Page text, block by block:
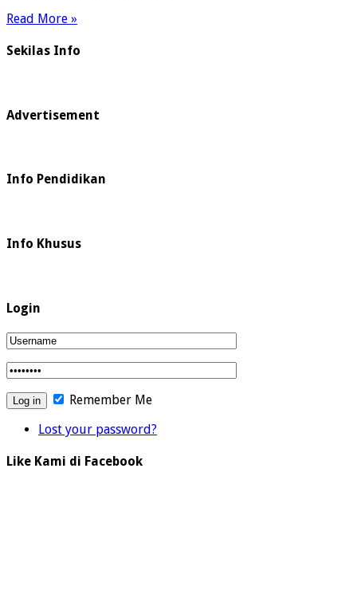
Read More »
Sekilas Info
Advertisement
Info Pendidikan
Info Khusus
Login
Remember Me
Lost your password?
Like Kami di Facebook